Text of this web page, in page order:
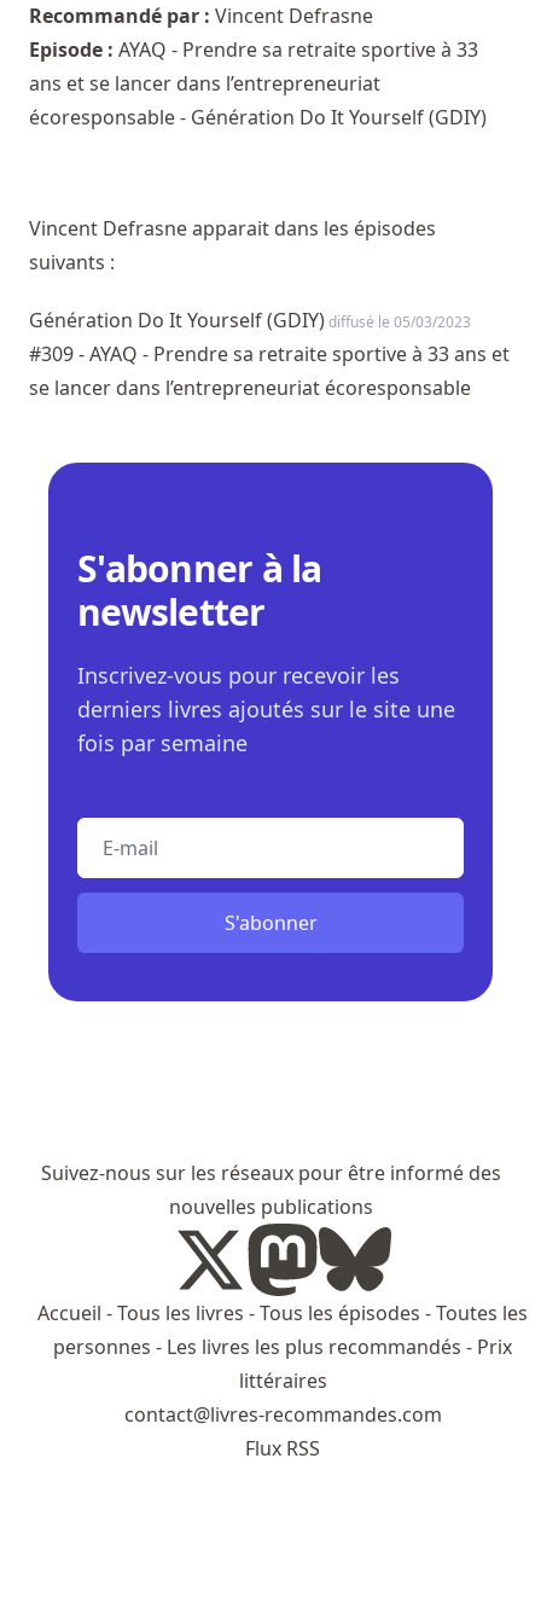
Recommandé par : Vincent Defrasne
Episode : AYAQ - Prendre sa retraite sportive à 33
ans et se lancer dans l’entrepreneuriat
écoresponsable - Génération Do It Yourself (GDIY)
Vincent Defrasne apparait dans les épisodes
suivants :
Génération Do It Yourself (GDIY)diffusé le 05/03/2023
#309 - AYAQ - Prendre sa retraite sportive à 33 ans et
se lancer dans l’entrepreneuriat écoresponsable
S'abonner à la
newsletter
Inscrivez-vous pour recevoir les
derniers livres ajoutés sur le site une
fois par semaine
E-mail
S'abonner
Suivez-nous sur les réseaux pour être informé des
nouvelles publications
Accueil -Tous les livres -Tous les épisodes -Toutes les
personnes - Les livres les plus recommandés - Prix
littéraires
contact@livres-recommandes.com
Flux RSS